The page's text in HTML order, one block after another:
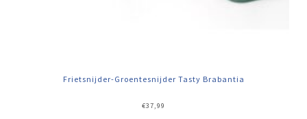
Frietsnijder-Groentesnijder Tasty Brabantia
€37,99